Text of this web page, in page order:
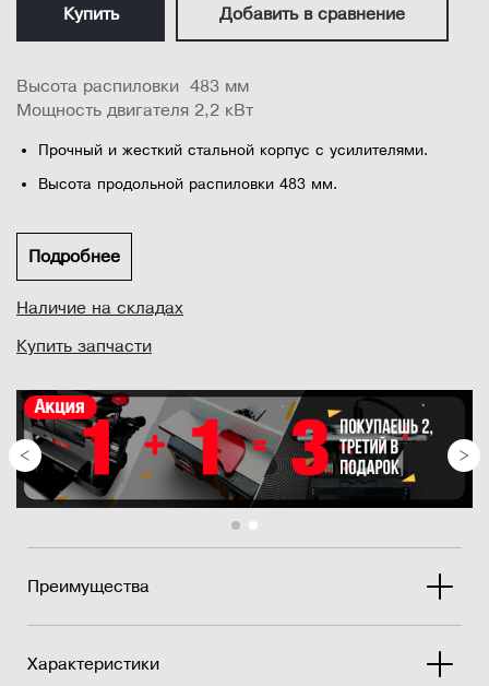
Купить Добавить в сравнение
Высота распиловки 483 мм
Мощность двигателя 2,2 кВт
Прочный и жесткий стальной корпус с усилителями.
Высота продольной распиловки 483 мм.
Направляющие ролики для обеспечения дополнительной
Мощный асинхронный двигатель выходной мощностью
Динамически сбалансированные чугунные&nb...
Подробнее
Наличие на складах
Купить запчасти
Преимущества
Характеристики